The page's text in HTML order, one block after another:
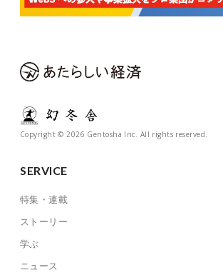
Copyright © 2026 Gentosha Inc. All rights reserved.
SERVICE
特集・連載
ストーリー
学ぶ
ニュース